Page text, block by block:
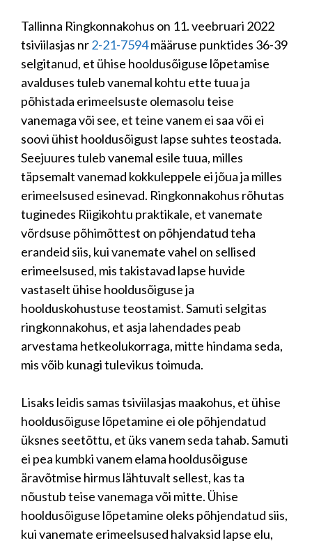
Tallinna Ringkonnakohus on 11. veebruari 2022
tsiviilasjas nr2-21-7594määruse punktides 36-39
selgitanud, et ühise hooldusõiguse lõpetamise
avalduses tuleb vanemal kohtu ette tuua ja
põhistada erimeelsuste olemasolu teise
vanemaga või see, et teine vanem ei saa või ei
soovi ühist hooldusõigust lapse suhtes teostada.
Seejuures tuleb vanemal esile tuua, milles
täpsemalt vanemad kokkuleppele ei jõua ja milles
erimeelsused esinevad. Ringkonnakohus rõhutas
tuginedes Riigikohtu praktikale, et vanemate
võrdsuse põhimõttest on põhjendatud teha
erandeid siis, kui vanemate vahel on sellised
erimeelsused, mis takistavad lapse huvide
vastaselt ühise hooldusõiguse ja
hoolduskohustuse teostamist. Samuti selgitas
ringkonnakohus, et asja lahendades peab
arvestama hetkeolukorraga, mitte hindama seda,
mis võib kunagi tulevikus toimuda.
Lisaks leidis samas tsiviilasjas maakohus, et ühise
hooldusõiguse lõpetamine ei ole põhjendatud
üksnes seetõttu, et üks vanem seda tahab. Samuti
ei pea kumbki vanem elama hooldusõiguse
äravõtmise hirmus lähtuvalt sellest, kas ta
nõustub teise vanemaga või mitte. Ühise
hooldusõiguse lõpetamine oleks põhjendatud siis,
kui vanemate erimeelsused halvaksid lapse elu,